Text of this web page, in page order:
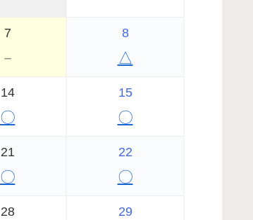
7
－
8
△
14
〇
15
〇
21
〇
22
〇
28 29